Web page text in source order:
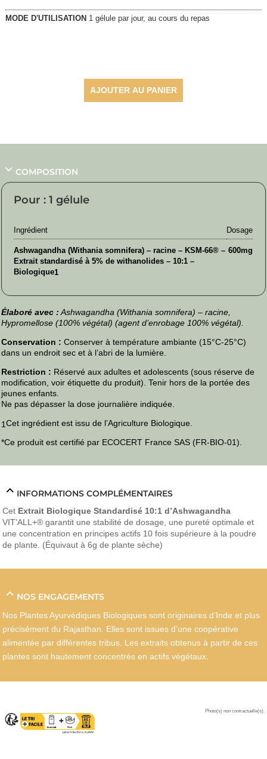
MODE D'UTILISATION 1 gélule par jour, au cours du repas
AJOUTER AU PANIER
COMPOSITION
Pour : 1 gélule
Ingrédient Dosage
Ashwagandha (Withania somnifera) – racine – KSM-66® –
Extrait standardisé à 5% de withanolides – 10:1 –
Biologique1
600mg
Élaboré avec : Ashwagandha (Withania somnifera) – racine,
Hypromellose (100% végétal) (agent d’enrobage 100% végétal).
Conservation : Conserver à température ambiante (15°C-25°C)
dans un endroit sec et à l’abri de la lumière.
Restriction : Réservé aux adultes et adolescents (sous réserve de
modification, voir étiquette du produit). Tenir hors de la portée des
jeunes enfants.
Ne pas dépasser la dose journalière indiquée.
1Cet ingrédient est issu de l’Agriculture Biologique.
*Ce produit est certifié par ECOCERT France SAS (FR-BIO-01).
INFORMATIONS COMPLÉMENTAIRES
Cet Extrait Biologique Standardisé 10:1 d’Ashwagandha
VIT'ALL+® garantit une stabilité de dosage, une pureté optimale et
une concentration en principes actifs 10 fois supérieure à la poudre
de plante. (Équivaut à 6g de plante sèche)
NOS ENGAGEMENTS
Nos Plantes Ayurvédiques Biologiques sont originaires d’Inde et plus
précisément du Rajasthan. Elles sont issues d’une coopérative
alimentée par différentes tribus. Les extraits obtenus à partir de ces
plantes sont hautement concentrés en actifs végétaux.
Photo(s) non contractuelle(s).